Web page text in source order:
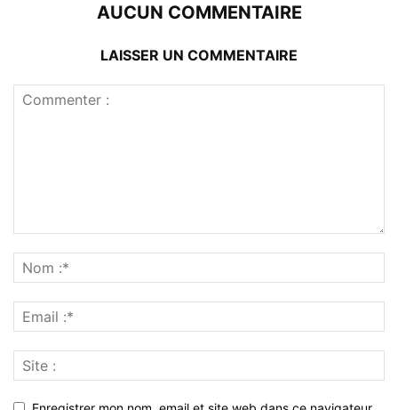
AUCUN COMMENTAIRE
LAISSER UN COMMENTAIRE